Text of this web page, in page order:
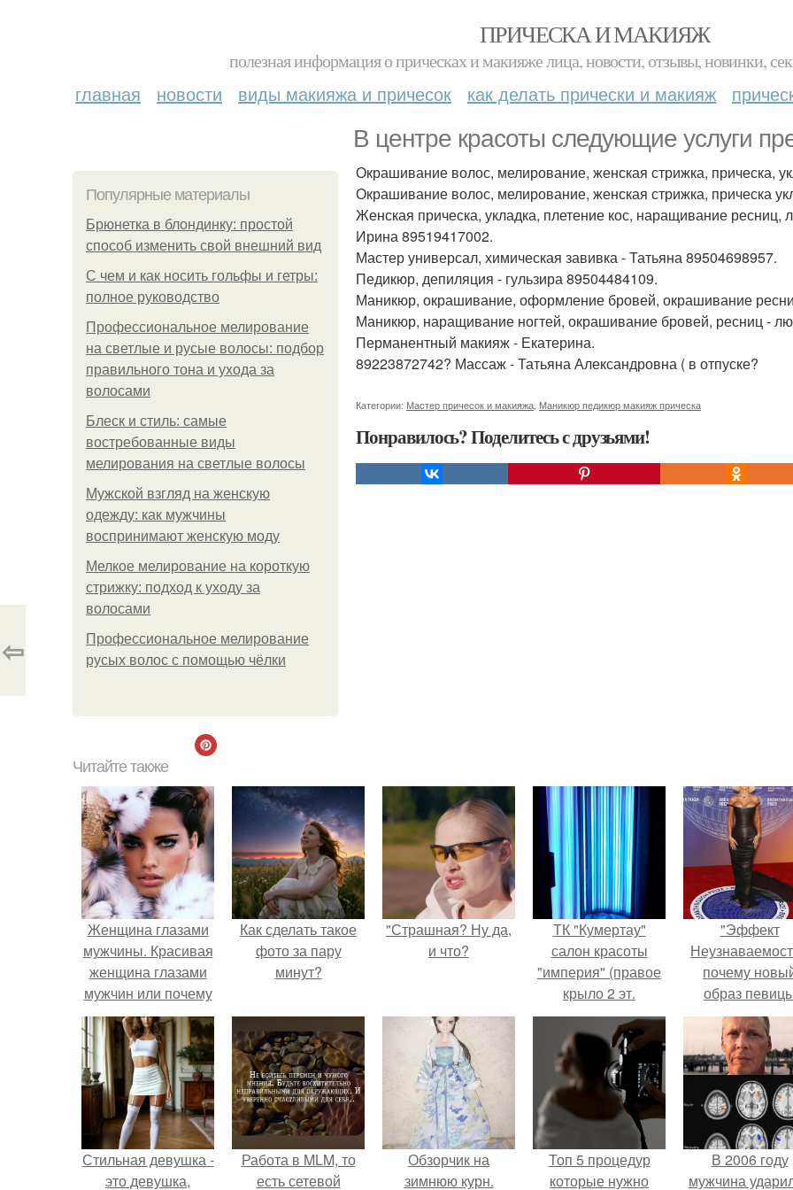
ПРИЧЕСКА И МАКИЯЖ
полезная информация о прическах и макияже лица, новости, отзывы, новинки,
главная новости виды макияжа и причесок как делать прически и макияж
В центре красоты следующие услуги
Популярные материалы
Брюнетка в блондинку: простой
способ изменить свой внешний вид
С чем и как носить гольфы и гетры:
полное руководство
Профессиональное мелирование
на светлые и русые волосы: подбор
правильного тона и ухода за
волосами
Блеск и стиль: самые
востребованные виды
мелирования на светлые волосы
Мужской взгляд на женскую
одежду: как мужчины
воспринимают женскую моду
Мелкое мелирование на короткую
стрижку: подход к уходу за
волосами
Профессиональное мелирование
русых волос с помощью чёлки
Окрашивание волос, мелирование, женская стрижка, прическа,
Окрашивание волос, мелирование, женская стрижка, прическа
Женская прическа, укладка, плетение кос, наращивание
Ирина 89519417002.
Мастер универсал, химическая завивка - Татьяна 89504698957.
Педикюр, депиляция - гульзира 89504484109.
Маникюр, окрашивание, оформление бровей, окрашивание
Маникюр, наращивание ногтей, окрашивание бровей, ресниц -
Перманентный макияж - Екатерина.
89223872742? Массаж - Татьяна Александровна ( в отпуске?
Категории: Мастер причесок и макияжа Маникюр педикюр макияж прическа
Понравилось? Поделитесь с друзьями!
⇦
Читайте также
Женщина глазами
мужчины. Красивая
женщина глазами
мужчин или почему
так важно
заниматься собой.
Как сделать такое
фото за пару
минут?
"Страшная? Ну да,
и что?
ТК "Кумертау"
салон красоты
"империя" (правое
крыло 2 эт.
"Эффект
почему
образ
вызвал
гранях
возможного?
Стильная девушка -
это девушка,
Работа в MLM, то
есть сетевой
Обзорчик на
зимнюю курн.
Топ 5 процедур
которые нужно
В 2006 году
мужчина